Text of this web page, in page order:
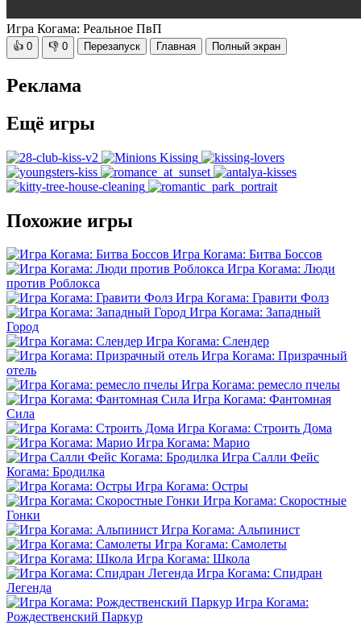
Игра Когама: Реальное ПвП
👍 0 👎 0 Перезапуск Главная Полный экран
Реклама
Ещё игры
Похожие игры
Игра Когама: Битва Боссов
Игра Когама: Люди
против Роблокса
Игра Когама: Гравити Фолз
Игра Когама: Западный
Город
Игра Когама: Слендер
Игра Когама: Призрачный
отель
Игра Когама: ремесло пчелы
Игра Когама: Фантомная
Сила
Игра Когама: Строить Дома
Игра Когама: Марио
Игра Салли Фейс
Когама: Бродилка
Игра Когама: Остры
Игра Когама: Скоростные
Гонки
Игра Когама: Альпинист
Игра Когама: Самолеты
Игра Когама: Школа
Игра Когама: Спидран
Легенда
Игра Когама:
Рождественский Паркур